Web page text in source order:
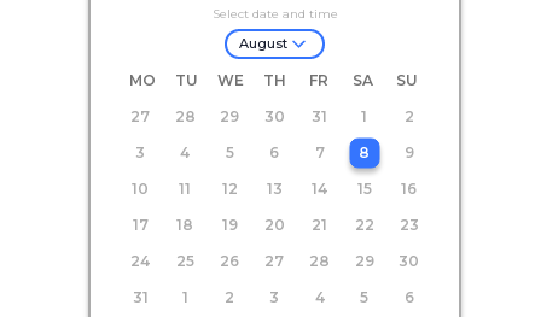
Select date and time
August
MO TU WE TH FR SA
SU
27
28 29 30 31 1
2
3
4 5 6 7 8
9
10
11 12 13 14 15
16
17
18 19 20 21 22
23
24
25 26 27 28 29
30
31
1 2 3 4 5 6